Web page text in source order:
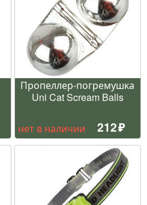
Пропеллер-погремушка
Uni Cat Scream Balls
нет в наличии 212